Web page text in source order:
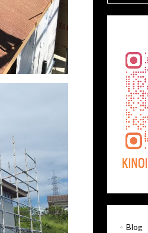
Blog